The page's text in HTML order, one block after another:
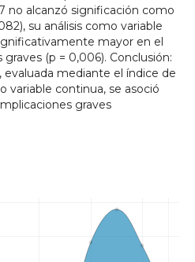
no alcanzó significación como
su análisis como variable
mayor en el
(p = 0,006). Conclusión:
evaluada mediante el índice de
variable continua, se asoció
graves